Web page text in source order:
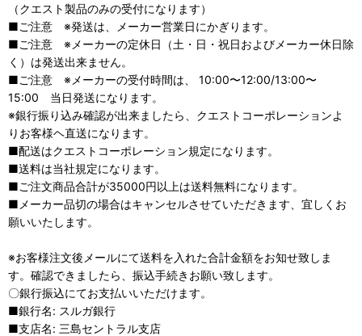
（クエスト製品のみの受付になります）
■ご注意 ※発送は、メーカー営業日にかぎります。
■ご注意 ※メーカーの定休日（土・日・祝日およびメーカー休日除
く）は発送出来ません。
■ご注意 ※メーカーの受付時間は、 10:00〜12:00/13:00〜
15:00 当日発送になります。
※銀行振り込み確認が出来ましたら、クエストコーポレーションよ
りお客様ヘ直送になります。
■配送はクエストコーポレーション規定になります。
■送料は当社規定になります。
■ご注文商品合計が35000円以上は送料無料になります。
■メーカー品切の場合はキャンセルさせていただきます、宜しくお
願いいたします。
※お客様注文後メールにて送料を入れた合計金額をお知せ致しま
す。確認できましたら、振込手続きお願い致します。
〇銀行振込にてお支払いいただけます。
■銀行名: スルガ銀行
■支店名: 三島セントラル支店